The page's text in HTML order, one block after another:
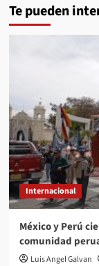
Te pueden
Internacional
México y Perú
comunidad
Luis Angel Galvan